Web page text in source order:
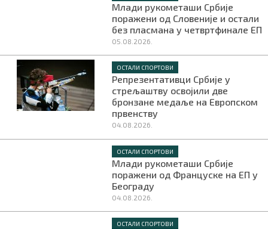
Млади рукометаши Србије
поражени од Словеније и остали
без пласмана у четвртфинале ЕП
05.08.2026.
ОСТАЛИ СПОРТОВИ
Репрезентативци Србије у
стрељаштву освојили две
бронзане медаље на Европском
првенству
04.08.2026.
ОСТАЛИ СПОРТОВИ
Млади рукометаши Србије
поражени од Француске на ЕП у
Београду
04.08.2026.
ОСТАЛИ СПОРТОВИ